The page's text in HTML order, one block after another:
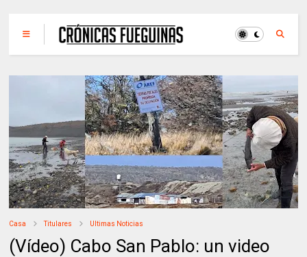
Casa Titulares Ultimas Noticias
(Vídeo) Cabo San Pablo: un video